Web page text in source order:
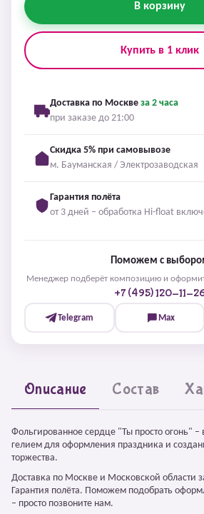
В корзину
Купить в 1 клик
Доставка по Москве за 2 часа
при заказе до 21:00
Скидка 5% при самовывозе
м. Бауманская / Электрозаводская
Гарантия полёта
от 3 дней – обработка Hi-float
Поможем с
Менеджер подберёт композицию и оформит
+7 (495) 120-11-
Telegram Max
Описание Состав
Фольгированное сердце "Ты просто огонь"
гелием для оформления праздника и
торжества.
Доставка по Москве и Московской области
Гарантия полёта. Поможем подобрать
– просто позвоните нам.